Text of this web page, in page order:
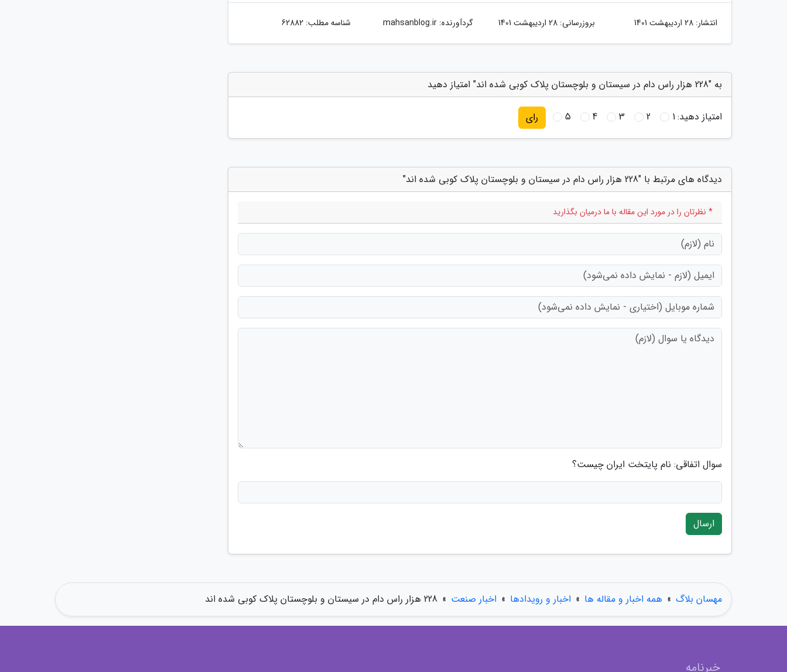
انتشار: 28 اردیبهشت 1401 بروزرسانی: 28 اردیبهشت 1401 گردآورنده:mahsanblog.ir شناسه مطلب: 62882
به "228 هزار راس دام در سیستان و بلوچستان پلاک کوبی شده اند" امتیاز دهید
امتیاز دهید:1
2
3
4
5 رای
دیدگاه های مرتبط با "228 هزار راس دام در سیستان و بلوچستان پلاک کوبی شده اند"
* نظرتان را در مورد این مقاله با ما درمیان بگذارید
سوال اتفاقی: نام پایتخت ایران چیست؟
ارسال
مهسان بلاگ » همه اخبار و مقاله ها » اخبار و رویدادها » اخبار صنعت » 228 هزار راس دام در سیستان و بلوچستان پلاک کوبی شده اند
خبرنامه